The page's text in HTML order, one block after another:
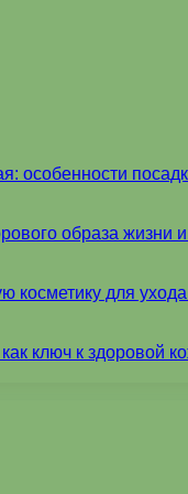
особенности
образа жизни
косметику для
ключ к здоровой